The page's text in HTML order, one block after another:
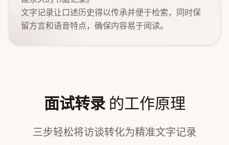
文字记录让口述历史得以传承并便于检索，同时保
留方言和语音特点，确保内容易于阅读。
面试转录的工作原理
三步轻松将访谈转化为精准文字记录